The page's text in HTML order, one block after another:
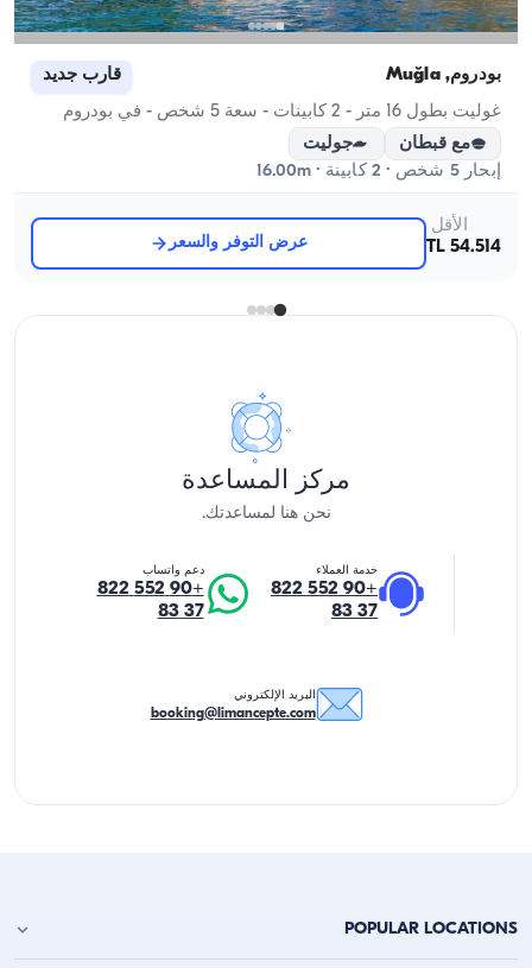
بودروم, Muğla قارب جديد
غوليت بطول 16 متر - 2 كابينات - سعة 5 شخص - في بودروم
مع قبطان
جوليت
إبحار 5 شخص · 2 كابينة · 16.00m
الأقل
54.514 TL
عرض التوفر والسعر
مركز المساعدة
نحن هنا لمساعدتك.
خدمة العملاء
+90 552 822
37 83
دعم واتساب
+90 552 822
37 83
البريد الإلكتروني
booking@limancepte.com
POPULAR LOCATIONS